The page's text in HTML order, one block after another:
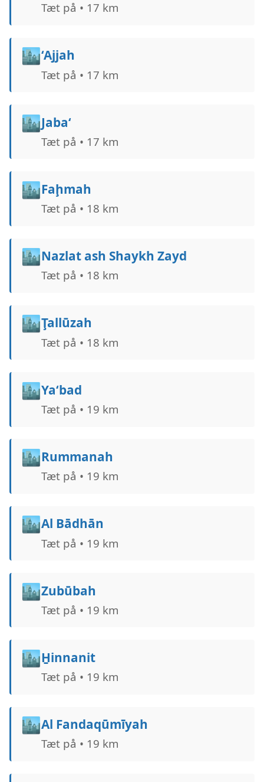
Tæt på • 17 km
🏙️‘Ajjah
Tæt på • 17 km
🏙️Jaba‘
Tæt på • 17 km
🏙️Faḩmah
Tæt på • 18 km
🏙️Nazlat ash Shaykh Zayd
Tæt på • 18 km
🏙️Ţallūzah
Tæt på • 18 km
🏙️Ya‘bad
Tæt på • 19 km
🏙️Rummanah
Tæt på • 19 km
🏙️Al Bādhān
Tæt på • 19 km
🏙️Zubūbah
Tæt på • 19 km
🏙️H̱innanit
Tæt på • 19 km
🏙️Al Fandaqūmīyah
Tæt på • 19 km